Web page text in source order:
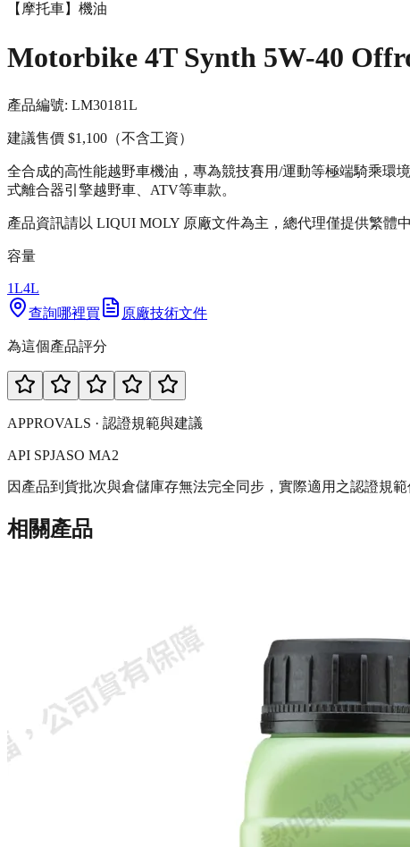
【摩托車】機油
Motorbike 4T Synth 5W-40
產品編號: LM30181L
建議售價 $1,100 （不含工資）
全合成的高性能越野車機油，專為競技賽用/運動等極端騎乘環
式離合器引擎越野車、ATV等車款。
產品資訊請以 LIQUI MOLY 原廠文件為主，總代理僅提供繁體中
容量
1L4L
查詢哪裡買
原廠技術文件
為這個產品評分
APPROVALS · 認證規範與建議
API SPJASO MA2
因產品到貨批次與倉儲庫存無法完全同步，實際適用之認證規
相關產品